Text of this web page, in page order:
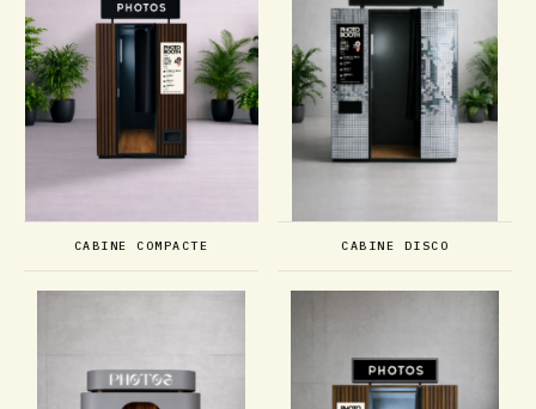
CABINE COMPACTE CABINE DISCO